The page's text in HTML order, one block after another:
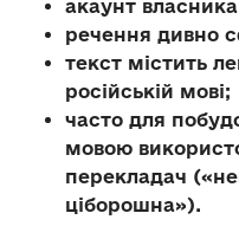
акаунт
речення дивно
текст містить
російській мові;
часто для
мовою
перекладач
ціборошна»).